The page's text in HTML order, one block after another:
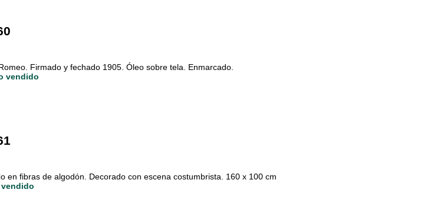
Firmado y fechado 1905. Óleo sobre tela. Enmarcado.
vendido
en fibras de algodón. Decorado con escena costumbrista. 160 x 100 cm
vendido